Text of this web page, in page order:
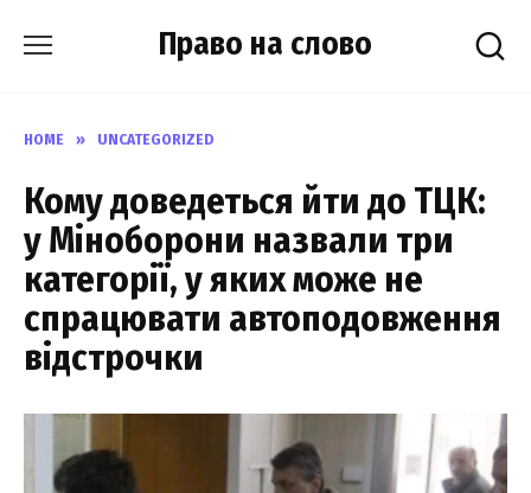
Право на слово
HOME » UNCATEGORIZED
Кому доведеться йти до ТЦК:
у Міноборони назвали три
категорії, у яких може не
спрацювати автоподовження
відстрочки